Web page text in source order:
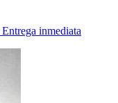
Entrega inmediata